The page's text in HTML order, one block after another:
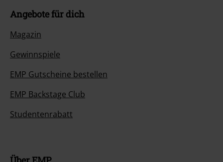
Angebote für dich
Magazin
Gewinnspiele
EMP Gutscheine bestellen
EMP Backstage Club
Studentenrabatt